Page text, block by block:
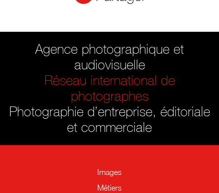
Agence photographique et
audiovisuelle
Réseau international de
photographes
Photographie d’entreprise, éditoriale
et commerciale
Images
Métiers